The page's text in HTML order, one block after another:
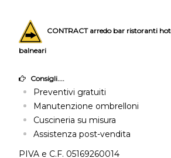
CONTRACT arredo bar ristoranti
balneari
Consigli....
Preventivi gratuiti
Manutenzione ombrelloni
Cuscineria su misura
Assistenza post-vendita
PIVA e C.F. 05169260014